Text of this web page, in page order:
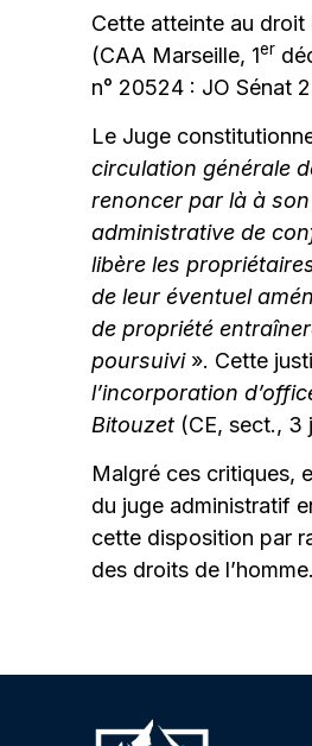
Cette atteinte au droit
(CAA Marseille, 1er
n° 20524 : JO Sénat
Le Juge
circulation générale
renoncer par là à
administrative de
libère les
de leur éventuel
de propriété
poursuivi». Cette
l’incorporation
Bitouzet (CE, sect., 3
Malgré ces critiques,
du juge administratif
cette disposition par
des droits de l’homme.